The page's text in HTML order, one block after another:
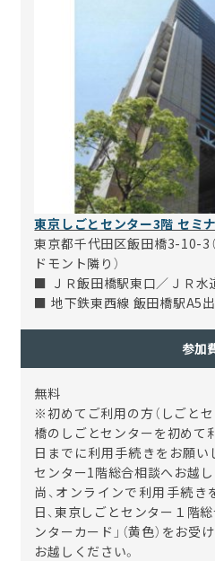
東京しごとセンター3階 セミ
東京都千代田区飯田橋3-10-3
ドモント隣り）
■ ＪＲ飯田橋駅東口／ＪＲ水
■ 地下鉄東西線 飯田橋駅A5
参加
無料
※初めてご利用の方（しごと
橋のしごとセンターを初めて
日までに利用手続きをお願い
センター1階総合相談へお越し
尚、オンラインで利用手続き
日、東京しごとセンター１階
ンターカード」（黄色）をお受
お越しください。